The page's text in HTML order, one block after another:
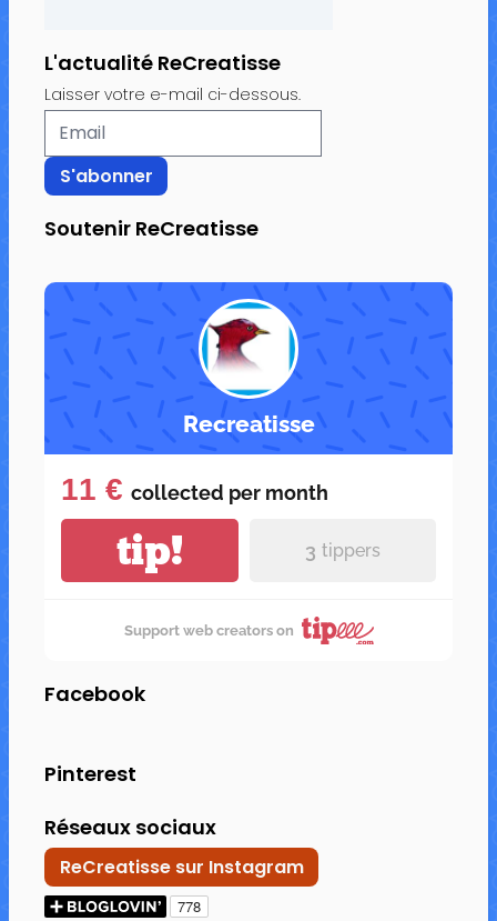
L'actualité ReCreatisse
Laisser votre e-mail ci-dessous.
Soutenir ReCreatisse
Recreatisse
11 € collected per month
tip! 3 tippers
Support web creators on
Facebook
Pinterest
Réseaux sociaux
ReCreatisse sur Instagram